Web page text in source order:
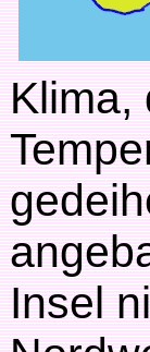
Klima,
Insel